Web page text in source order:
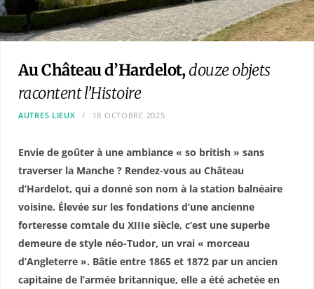
Au Château d’Hardelot, douze objets
racontent l’Histoire
AUTRES LIEUX 18 OCTOBRE 2025
Envie de goûter à une ambiance « so british » sans
traverser la Manche ? Rendez-vous au Château
d’Hardelot, qui a donné son nom à la station balnéaire
voisine. Élevée sur les fondations d’une ancienne
forteresse comtale du XIIIe siècle, c’est une superbe
demeure de style néo-Tudor, un vrai « morceau
d’Angleterre ». Bâtie entre 1865 et 1872 par un ancien
capitaine de l’armée britannique, elle a été achetée en